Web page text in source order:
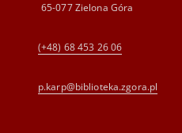
65-077 Zielona Góra
(+48) 68 453 26 06
p.karp@biblioteka.zgora.pl